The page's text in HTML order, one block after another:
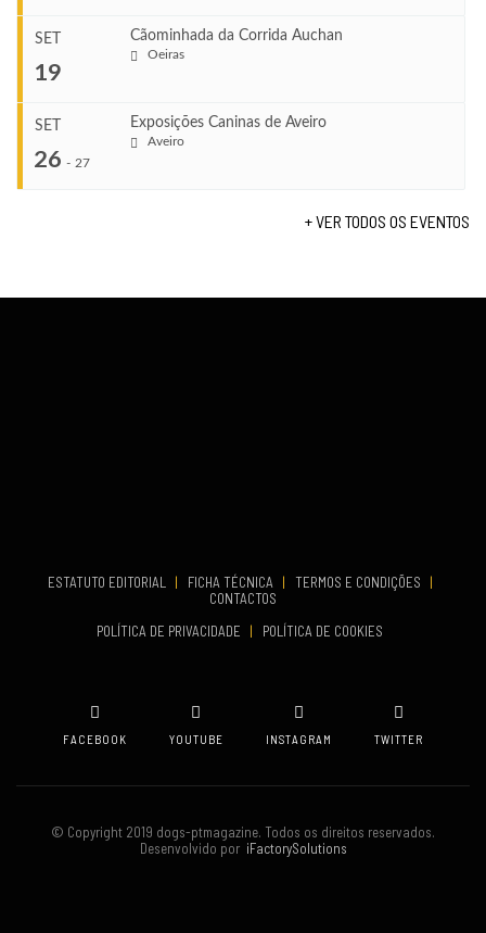
Ago 23, 2026
VENUE
Set 11, 2026
Set 12, 2026
VENUE
Set 19, 2026
SET
19
Cãominhada da Corrida Auchan
Oeiras
SET
26 - 27
Exposições Caninas de Aveiro
Aveiro
+ VER TODOS OS EVENTOS
ESTATUTO EDITORIAL | FICHA TÉCNICA | TERMOS E CONDIÇÕES
|
CONTACTOS
POLÍTICA DE PRIVACIDADE
| POLÍTICA DE COOKIES
FACEBOOK YOUTUBE INSTAGRAM TWITTER
© Copyright 2019 dogs-ptmagazine. Todos os direitos reservados.
Desenvolvido poriFactorySolutions